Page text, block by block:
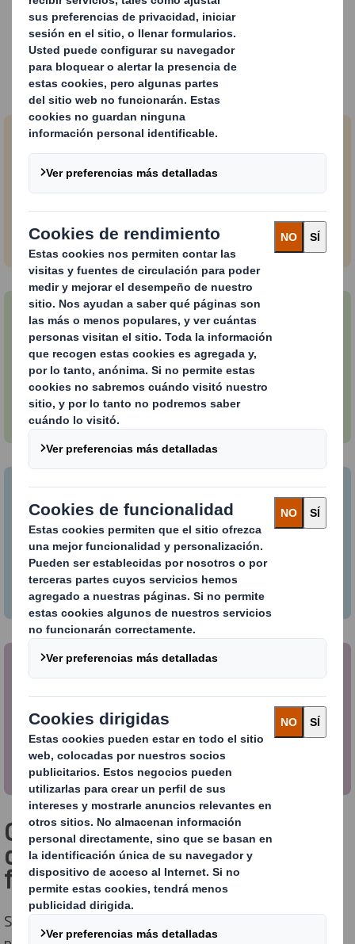
Nuestra oferta
Soluciones personalizadas para los
mercados farmacéutico y médico
Aumentar las ventas
Nuestro packaging fácil de usar y amigable para el
paciente asegura que la información clave se
muestre claramente y ofrece una excelente
visibilidad de la marca.
Integrar la circularidad
Ofrecemos una variedad de alternativas
sostenibles al plástico y al EPS, y nuestros diseños
de packaging inteligentes reducen las emisiones de
CO2 y los residuos.
Reducir los costes
Nuestro equipo dedicado de expertos en packaging
farmacéutico utiliza herramientas VMI, pruebas de
transporte y un control extenso de calidad y
cumplimiento para minimizar el uso de materiales y
optimizar tu embalaje
Minimizar los riesgos
Nos aseguramos de que tus dispositivos médicos
de alto valor y productos sensibles se mantengan
seguros y estériles durante el almacenamiento y el
envío, y de que tu embalaje cumpla con estrictas
regulaciones de seguridad.
Colaboramos con todos en la
cadena de suministro
farmacéutico
Sabemos que el mercado está compuesto por